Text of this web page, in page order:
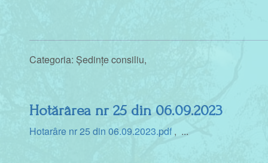
Categoria: Ședințe consiliu,
Hotărârea nr 25 din 06.09.2023
Hotarâre nr 25 din 06.09.2023.pdf , ...